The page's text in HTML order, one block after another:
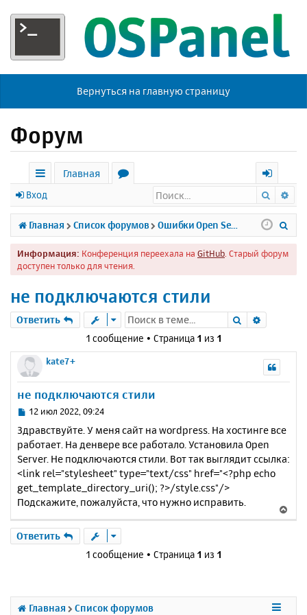
Вернуться на главную страницу
Форум
с
ы
л
к
Главная
р
у
м
х
о
д
Вход Поиск
Главная Список форумов
Информация: Конференция переехала на GitHub . Старый форум
доступен только для чтения.
не подключаются стили
Ответить Поиск
1 сообщение • Страница 1 из 1
kate7+
не подключаются стили
С
о
б
щ
е
н
е
12 июл 2022, 09:24
Здравствуйте. У меня сайт на wordpress. На хостинге все
работает. На денвере все работало. Установила Open
Server. Не подключаются стили. Вот так выглядит ссылка:
<link rel="stylesheet" type="text/css" href="<?php echo
get_template_directory_uri(); ?>/style.css"/>
Подскажите, пожалуйста, что нужно исправить.
е
с
Ответить
1 сообщение • Страница 1 из 1
Главная Список форумов